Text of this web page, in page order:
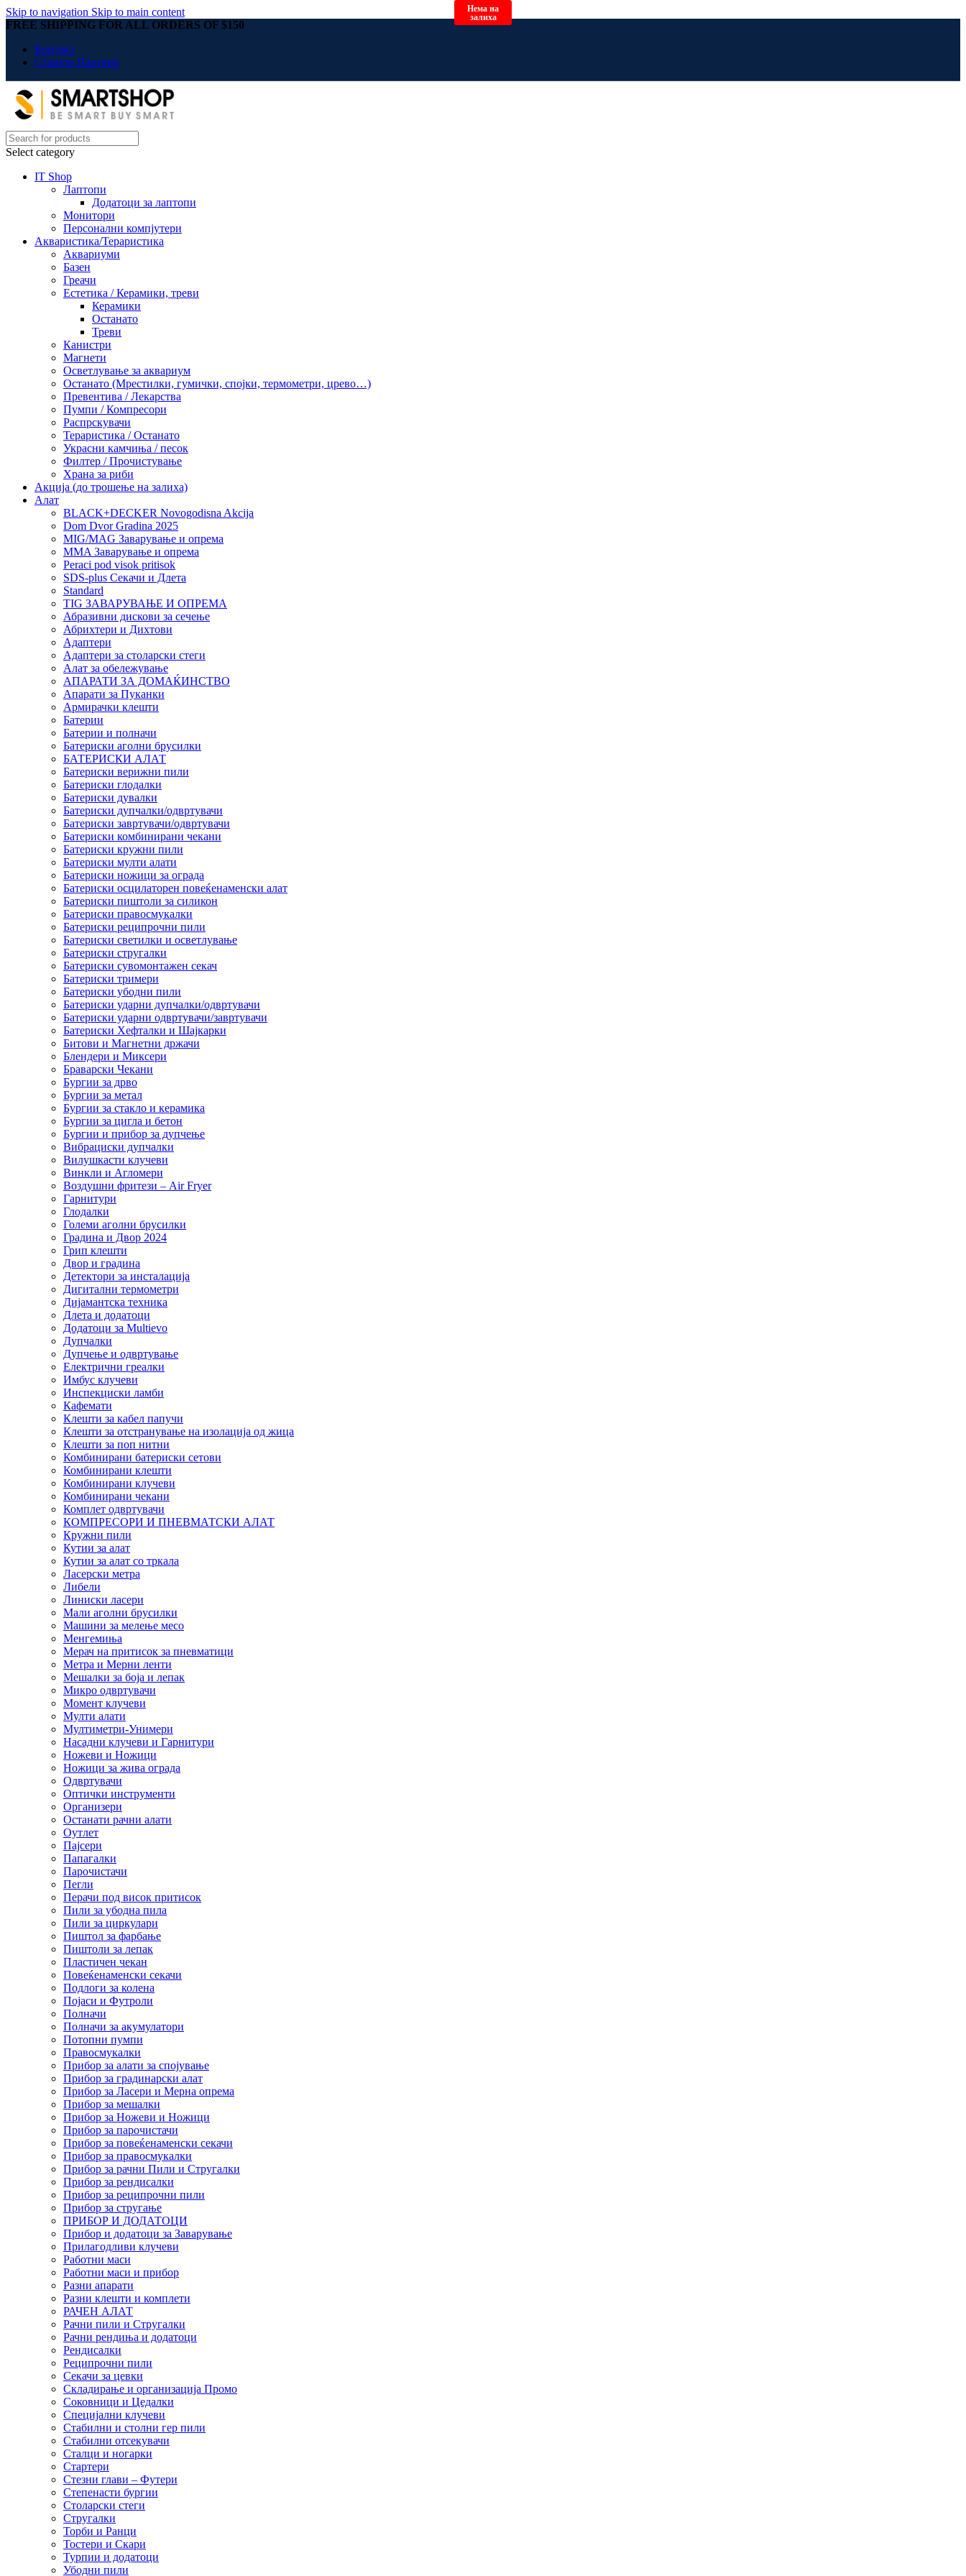
Skip to navigation Skip to main content
FREE SHIPPING FOR ALL ORDERS OF $150
Контакт
Станете Партнер
Select category
IT Shop
Лаптопи
Додатоци за лаптопи
Монитори
Персонални компјутери
Акваристика/Тераристика
Аквариуми
Базен
Греачи
Естетика / Керамики, треви
Керамики
Останато
Треви
Канистри
Магнети
Осветлување за аквариум
Останато (Мрестилки, гумички, спојки, термометри, црево…)
Превентива / Лекарства
Пумпи / Компресори
Распрскувачи
Тераристика / Останато
Украсни камчиња / песок
Филтер / Прочистување
Храна за риби
Акција (до трошење на залиха)
Алат
BLACK+DECKER Novogodisna Akcija
Dom Dvor Gradina 2025
MIG/MAG Заварување и опрема
MMA Заварување и опрема
Peraci pod visok pritisok
SDS-plus Секачи и Длета
Standard
TIG ЗАВАРУВАЊЕ И ОПРЕМА
Абразивни дискови за сечење
Абрихтери и Дихтови
Адаптери
Адаптери за столарски стеги
Алат за обележување
АПАРАТИ ЗА ДОМАЌИНСТВО
Апарати за Пуканки
Армирачки клешти
Батерии
Батерии и полначи
Батериски аголни брусилки
БАТЕРИСКИ АЛАТ
Батериски верижни пили
Батериски глодалки
Батериски дувалки
Батериски дупчалки/одвртувачи
Батериски завртувачи/одвртувачи
Батериски комбинирани чекани
Батериски кружни пили
Батериски мулти алати
Батериски ножици за ограда
Батериски осцилаторен повеќенаменски алат
Батериски пиштоли за силикон
Батериски правосмукалки
Батериски реципрочни пили
Батериски светилки и осветлување
Батериски стругалки
Батериски сувомонтажен секач
Батериски тримери
Батериски убодни пили
Батериски ударни дупчалки/одвртувачи
Батериски ударни одвртувачи/завртувачи
Батериски Хефталки и Шајкарки
Битови и Магнетни држачи
Блендери и Миксери
Браварски Чекани
Бургии за дрво
Бургии за метал
Бургии за стакло и керамика
Бургии за цигла и бетон
Бургии и прибор за дупчење
Вибрациски дупчалки
Вилушкасти клучеви
Винкли и Агломери
Воздушни фритези – Air Fryer
Гарнитури
Глодалки
Големи аголни брусилки
Градина и Двор 2024
Грип клешти
Двор и градина
Детектори за инсталација
Дигитални термометри
Дијамантска техника
Длета и додатоци
Додатоци за Multievo
Дупчалки
Дупчење и одвртување
Електрични греалки
Имбус клучеви
Инспекциски ламби
Кафемати
Клешти за кабел папучи
Клешти за отстранување на изолација од жица
Клешти за поп нитни
Комбинирани батериски сетови
Комбинирани клешти
Комбинирани клучеви
Комбинирани чекани
Комплет одвртувачи
КОМПРЕСОРИ И ПНЕВМАТСКИ АЛАТ
Кружни пили
Кутии за алат
Кутии за алат со тркала
Ласерски метра
Либели
Линиски ласери
Мали аголни брусилки
Машини за мелење месо
Менгемиња
Мерач на притисок за пневматици
Метра и Мерни ленти
Мешалки за боја и лепак
Микро одвртувачи
Момент клучеви
Мулти алати
Мултиметри-Унимери
Насадни клучеви и Гарнитури
Ножеви и Ножици
Ножици за жива ограда
Одвртувачи
Оптички инструменти
Организери
Останати рачни алати
Оутлет
Пајсери
Папагалки
Парочистачи
Пегли
Перачи под висок притисок
Пили за убодна пила
Пили за циркулари
Пиштол за фарбање
Пиштоли за лепак
Пластичен чекан
Повеќенаменски секачи
Подлоги за колена
Појаси и Футроли
Полначи
Полначи за акумулатори
Потопни пумпи
Правосмукалки
Прибор за алати за спојување
Прибор за градинарски алат
Прибор за Ласери и Мерна опрема
Прибор за мешалки
Прибор за Ножеви и Ножици
Прибор за парочистачи
Прибор за повеќенаменски секачи
Прибор за правосмукалки
Прибор за рачни Пили и Стругалки
Прибор за рендисалки
Прибор за реципрочни пили
Прибор за стругање
ПРИБОР И ДОДАТОЦИ
Прибор и додатоци за Заварување
Прилагодливи клучеви
Работни маси
Работни маси и прибор
Разни апарати
Разни клешти и комплети
РАЧЕН АЛАТ
Рачни пили и Стругалки
Рачни рендиња и додатоци
Рендисалки
Реципрочни пили
Секачи за цевки
Складирање и организација Промо
Соковници и Цедалки
Специјални клучеви
Стабилни и столни гер пили
Стабилни отсекувачи
Сталци и ногарки
Стартери
Стезни глави – Футери
Степенасти бургии
Столарски стеги
Стругалки
Торби и Ранци
Тостери и Скари
Турпии и додатоци
Убодни пили
Нема на
залиха